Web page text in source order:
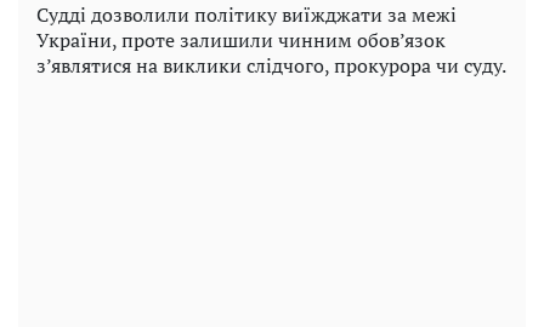
Судді дозволили політику виїжджати за межі
України, проте залишили чинним обов’язок
з’являтися на виклики слідчого, прокурора чи суду.